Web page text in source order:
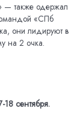
— также одержал
«СПб
они лидируют в
на 2 очка.
18 сентября.